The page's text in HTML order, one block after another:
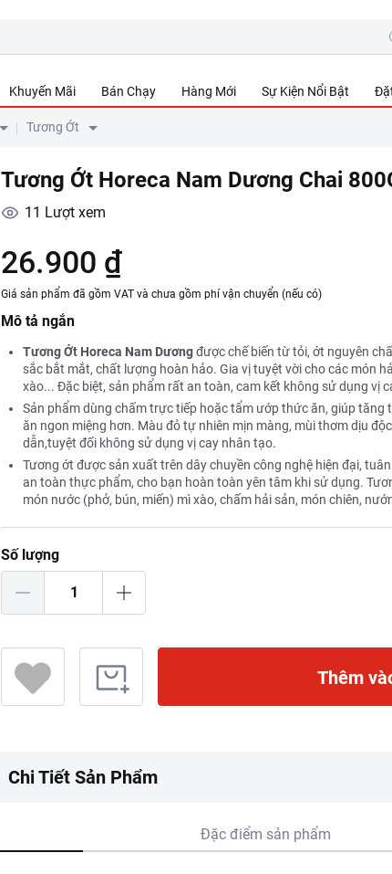
Khuyến Mãi Bán Chạy Hàng Mới Sự Kiện Nổi Bật
Tương Ớt
Tương Ớt Horeca Nam Dương Chai
11 Lượt xem
26.900 ₫
Giá sản phẩm đã gồm VAT và chưa gồm phí vận chuyển (nếu có)
Mô tả ngắn
Tương Ớt Horeca Nam Dươngđược chế biến từ tỏi, ớt nguyên
sắc bắt mắt, chất lượng hoàn hảo. Gia vị tuyệt vời cho các món
xào... Đặc biệt, sản phẩm rất an toàn, cam kết không sử dụng vị
Sản phẩm dùng chấm trực tiếp hoặc tẩm ướp thức ăn, giúp tăng
ăn ngon miệng hơn. Màu đỏ tự nhiên mịn màng, mùi thơm dịu
dẫn,tuyệt đối không sử dụng vị cay nhân tạo.
Tương ớt được sản xuất trên dây chuyền công nghệ hiện đại,
an toàn thực phẩm, cho bạn hoàn toàn yên tâm khi sử dụng.
món nước (phở, bún, miến) mì xào, chấm hải sản, món chiên,
Số lượng
Thêm
Chi Tiết Sản Phẩm
Đặc điểm sản phẩm